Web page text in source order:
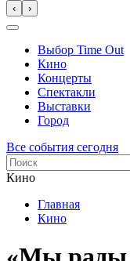
‹ ›
Выбор Time Out
Кино
Концерты
Спектакли
Выставки
Город
Все события сегодня
Кино
Главная
Кино